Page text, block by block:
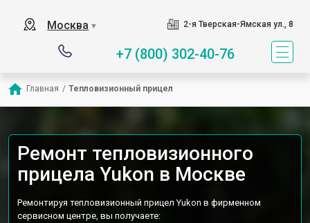
Москва ▼ 2-я Тверская-Ямская ул., 8
+7 (800) 302-40-76
Главная / Тепловизионный прицел
Ремонт тепловизионного
прицела Yukon в Москве
Ремонтируя тепловизионный прицел Yukon в фирменном
сервисном центре, вы получаете: